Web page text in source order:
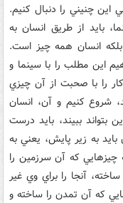
اين چنيني را دنبال کنيم.
بايد از طريق انسان به
انسان همه چيز است.
اين مطلب را با سينما و
را با صحبت از آن چيزي
شروع کنيم و آن، انسان
بتواند ببيند، بايد درست
بايد به زير پايش، يعني به
چيزهايي که آن سرزمين را
آنجا را براي وي غير
که آن تمدن را ساخته و